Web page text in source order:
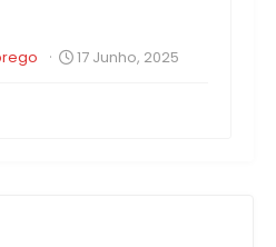
· 17 Junho, 2025